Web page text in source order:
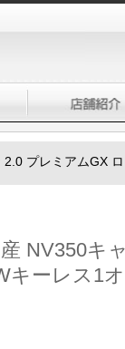
プレミアムGX
NV350キ
キーレス1